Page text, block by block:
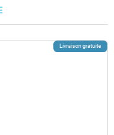
Livraison gratuite